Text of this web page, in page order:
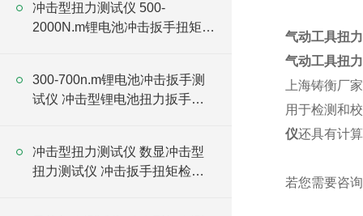
冲击型扭力测试仪 500-
2000N.m锂电池冲击扳手扭矩测
300-700n.m锂电池冲击扳手测
试仪 冲击型锂电池扭力扳手测
冲击型扭力测试仪 数显冲击型
扭力测试仪 冲击扳手扭矩检测
气动工具扭
气动工具扭
上海铸衡厂
用于检测和
仪还具有计
若您需要咨